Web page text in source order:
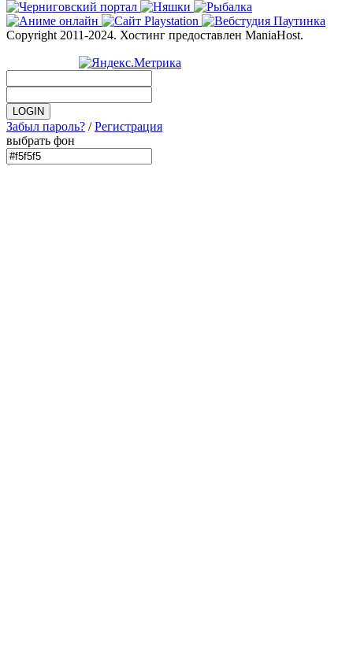
Copyright 2011-2024. Хостинг предоставлен ManiaHost.
Забыл пароль? /Регистрация
выбрать фон